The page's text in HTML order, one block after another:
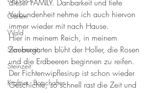
Garten
Wald
Sternenzeit
Steinzeit
Krafttier - Botschaften
dieser FAMILY. Danbarkeit und tiefe
Verbundenheit nehme ich auch hiervon
immer wieder mit nach Hause.
Hier in meinem Reich, in meinem
Zaubergarten blüht der Holler, die Rosen
und die Erdbeeren beginnen zu reifen.
Der Fichtenwipflesirup ist schon wieder
Geschichte, so schnell rast die Zeit und